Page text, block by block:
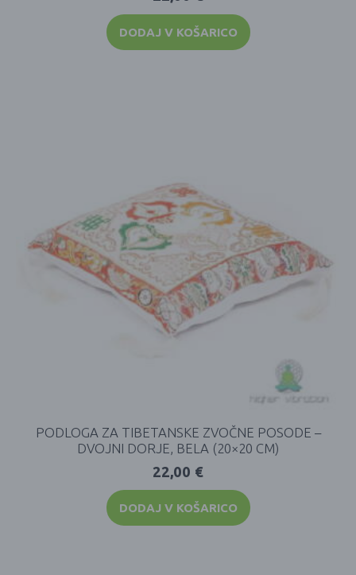
DODAJ V KOŠARICO
PODLOGA ZA TIBETANSKE ZVOČNE POSODE –
DVOJNI DORJE, BELA (20×20 CM)
22,00 €
DODAJ V KOŠARICO